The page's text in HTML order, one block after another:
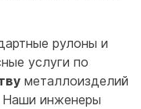
рулоны и
услуги по
металлоизделий
Наши инженеры